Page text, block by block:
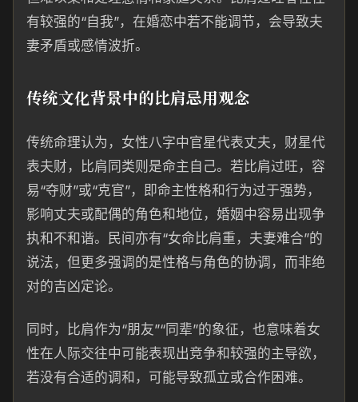
有较强的“自我”，在婚恋中若不能调节，会导致夫
妻矛盾或感情波折。
传统文化背景中的比肩忌用观念
传统命理认为，女性八字中官星代表丈夫，财星代
表夫财，比肩同类则是命主自己。若比肩过旺，容
易“夺财”或“克官”，即命主性格和行为过于强势，
影响丈夫或配偶的角色和地位，婚姻中容易出现争
执和不和谐。民间亦有“女命比肩重，夫妻难合”的
说法，但更多强调的是性格与角色的协调，而非绝
对的吉凶定论。
同时，比肩作为“朋友”“同辈”的象征，也意味着女
性在人际交往中可能表现出竞争和较强的主导欲，
若没有合适的调和，可能导致孤立或合作困难。